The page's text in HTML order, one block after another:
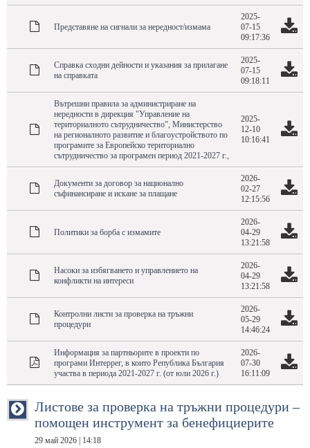
Представяне на сигнали за нередност/измама
2025-
07-15
09:17:36
Справка сходни дейности и указания за прилагане
на справката
2025-
07-15
09:18:11
Вътрешни правила за администриране на
нередности в дирекция "Управление на
териториалното сътрудничество", Министерство
на регионалното развитие и благоустройството по
програмите за Европейско териториално
сътрудничество за програмен период 2021-2027 г.,
2025-
12-10
10:16:41
Документи за договор за национално
съфинансиране и искане за плащане
2026-
02-27
12:15:56
Политики за борба с измамите
2026-
04-29
13:21:58
Насоки за избягването и управлението на
конфликти на интереси
2026-
04-29
13:21:58
Контролни листи за проверка на тръжни
процедури
2026-
05-29
14:46:24
Информация за партньорите в проекти по
програми Интеррег, в които Република България
участва в периода 2021-2027 г. (от юли 2026 г.)
2026-
07-30
16:11:09
Листове за проверка на тръжни процедури –
помощен инструмент за бенефициерите
29 май 2026 | 14:18